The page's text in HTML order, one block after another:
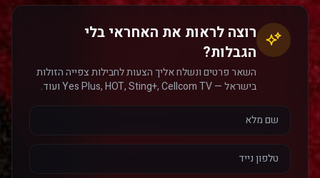
רוצה לראות את האחראי בלי
הגבלות?
השאר פרטים ונשלח אליך הצעות לחבילות צפייה הזולות
בישראל — Yes Plus, HOT, Sting+, Cellcom TV ועוד.